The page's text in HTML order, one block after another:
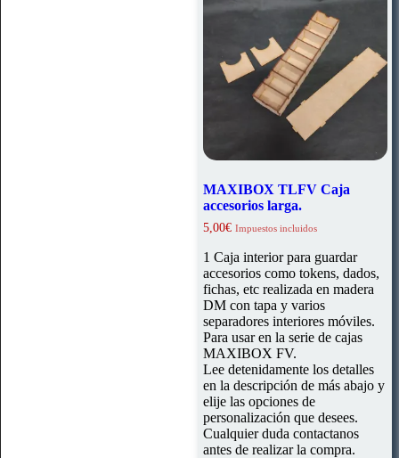
MAXIBOX TLFV Caja
accesorios larga.
5,00€ Impuestos incluidos
1 Caja interior para guardar
accesorios como tokens, dados,
fichas, etc realizada en madera
DM con tapa y varios
separadores interiores móviles.
Para usar en la serie de cajas
MAXIBOX FV.
Lee detenidamente los detalles
en la descripción de más abajo y
elije las opciones de
personalización que desees.
Cualquier duda contactanos
antes de realizar la compra.